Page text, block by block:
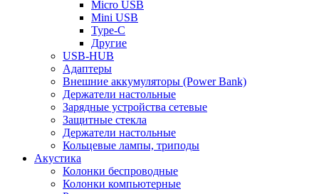
Micro USB
Mini USB
Type-C
Другие
USB-HUB
Адаптеры
Внешние аккумуляторы (Power Bank)
Держатели настольные
Зарядные устройства сетевые
Защитные стекла
Держатели настольные
Кольцевые лампы, триподы
Акустика
Колонки беспроводные
Колонки компьютерные